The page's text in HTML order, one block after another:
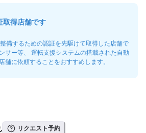
取得店舗です
備するための認証を先駆けて取得した店舗で
サー等、 運転支援システムの搭載された自動
舗に依頼することをおすすめします。
リクエスト予約